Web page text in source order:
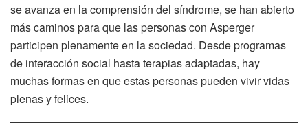
se avanza en la comprensión del síndrome, se han abierto
más caminos para que las personas con Asperger
participen plenamente en la sociedad. Desde programas
de interacción social hasta terapias adaptadas, hay
muchas formas en que estas personas pueden vivir vidas
plenas y felices.